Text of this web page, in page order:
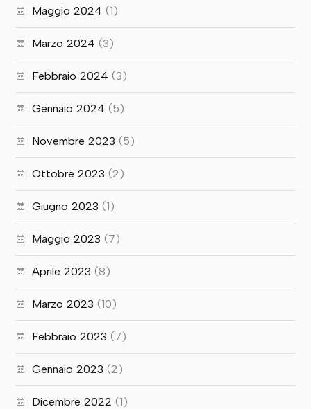
Maggio 2024 (1)
Marzo 2024 (3)
Febbraio 2024 (3)
Gennaio 2024 (5)
Novembre 2023 (5)
Ottobre 2023 (2)
Giugno 2023 (1)
Maggio 2023 (7)
Aprile 2023 (8)
Marzo 2023 (10)
Febbraio 2023 (7)
Gennaio 2023 (2)
Dicembre 2022 (1)